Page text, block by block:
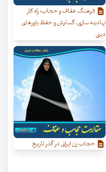
فرهنگ عفاف و حجاب؛ راه کار
نهادینه سازی، گسترش و حفظ باورهای
دینی
حجاب زن ایرانی در گذر تاریخ